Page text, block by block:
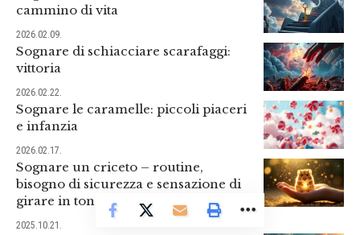
cammino di vita
2026.02.09.
Sognare di schiacciare scarafaggi:
vittoria
2026.02.22.
Sognare le caramelle: piccoli piaceri
e infanzia
2026.02.17.
Sognare un criceto – routine,
bisogno di sicurezza e sensazione di
girare in tondo senza progredire
2025.10.21.